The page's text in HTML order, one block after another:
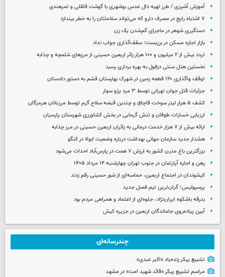
آموزش آشپزی / طرز تهیه دال عدس بوشهری با گوشت قلقلی و تمرهندی
۷ اشتباه رایج در مصرف دارو که می‌تواند سلامتتان را به خطر بیندازد
دستگیری شوهر در ماجرای گم‌شدن یک زن
بازار اجاره مسکن در بن‌بست؛ سقف‌گذاری جواب نداد
تردد بیش از ۲ میلیون و ۱۰۰ هزار زائر اربعین حسینی از مرزهای شلمچه و چذابه
نخستین هتل سنتی دزفول به بهره برداری رسید
توقف واگذاری ۱۲۰ قطعه زمین در شهرک بهارستان قشم به دستور دادستان
جزئیات قتل جوان تهرانی توسط ۳ مرد پژو سوار
کشف ۵ هزار لیتر سوخت قاچاق و چندین قبضه سلاح گرم توسط مرزبانان هرمزگان
ارزیابی خسارات طوفان و تنش گرمایی در بخش کشاورزی شهرستان پارسیان
ارائه بیش از ۷ هزار خدمت درمانی به زائران اربعین حسینی در مرز چذابه
هشدار جدید سازمان جهانی بهداشت درباره وضعیت ابولا در کنگو
بزرگترین باغ مدرن کشور به ارزش ۷ همت در پارس‌آباد احداث می‌شود
رهن و اجاره آپارتمان در جنوب تهران چهارشنبه ۱۴ مرداد ۱۴۰۵
کیشوندان در اجتماع اربعین، حماسه‌ای از شور حسینی رقم زدند
پرسپولیس؛ گران‌ترین تیم فصل جدید
بدرقه باشکوه ایران‌نژاد، جلوه‌ای از اعتماد و همراهی مردم بود
آیین پیاده‌روی جاماندگان اربعین در جزیره کیش
چندرسانه‌ای
تشییع پیکر زنده‌یاد «اکبر عبدی»
مراسم تشییع پیکر «قائد شهید امت» در مشهد